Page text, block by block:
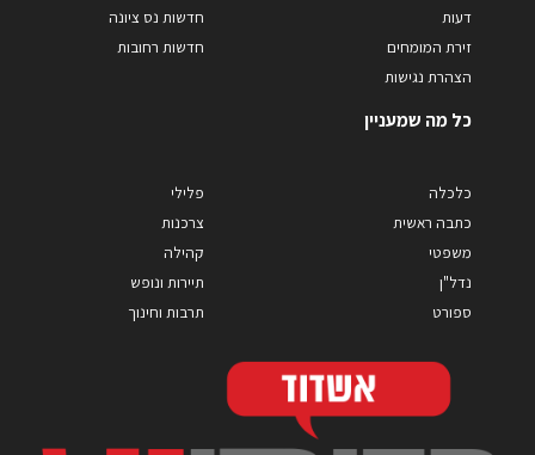
דעות
זירת המומחים
הצהרת נגישות
חדשות נס ציונה
חדשות רחובות
כל מה שמעניין
כלכלה
כתבה ראשית
משפטי
נדל"ן
ספורט
פלילי
צרכנות
קהילה
תיירות ונופש
תרבות וחינוך